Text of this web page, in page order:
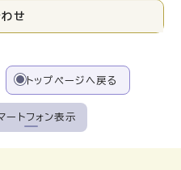
せ
トップページへ戻る
ートフォン表示